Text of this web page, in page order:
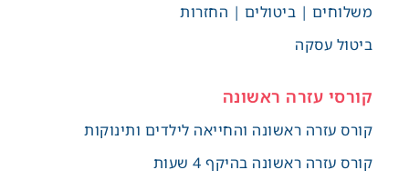
משלוחים | ביטולים | החזרות
ביטול עסקה
קורסי עזרה ראשונה
קורס עזרה ראשונה והחייאה לילדים ותינוקות
קורס עזרה ראשונה בהיקף 4 שעות